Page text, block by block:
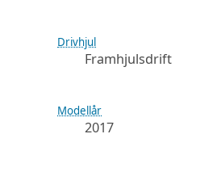
Drivhjul
Framhjulsdrift
Modellår
2017